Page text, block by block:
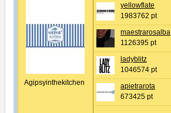
Agipsyinthekitchen
yellowflate
1983762 pt
maestrarosalba
1126395 pt
ladyblitz
1046574 pt
apietrarota
673425 pt